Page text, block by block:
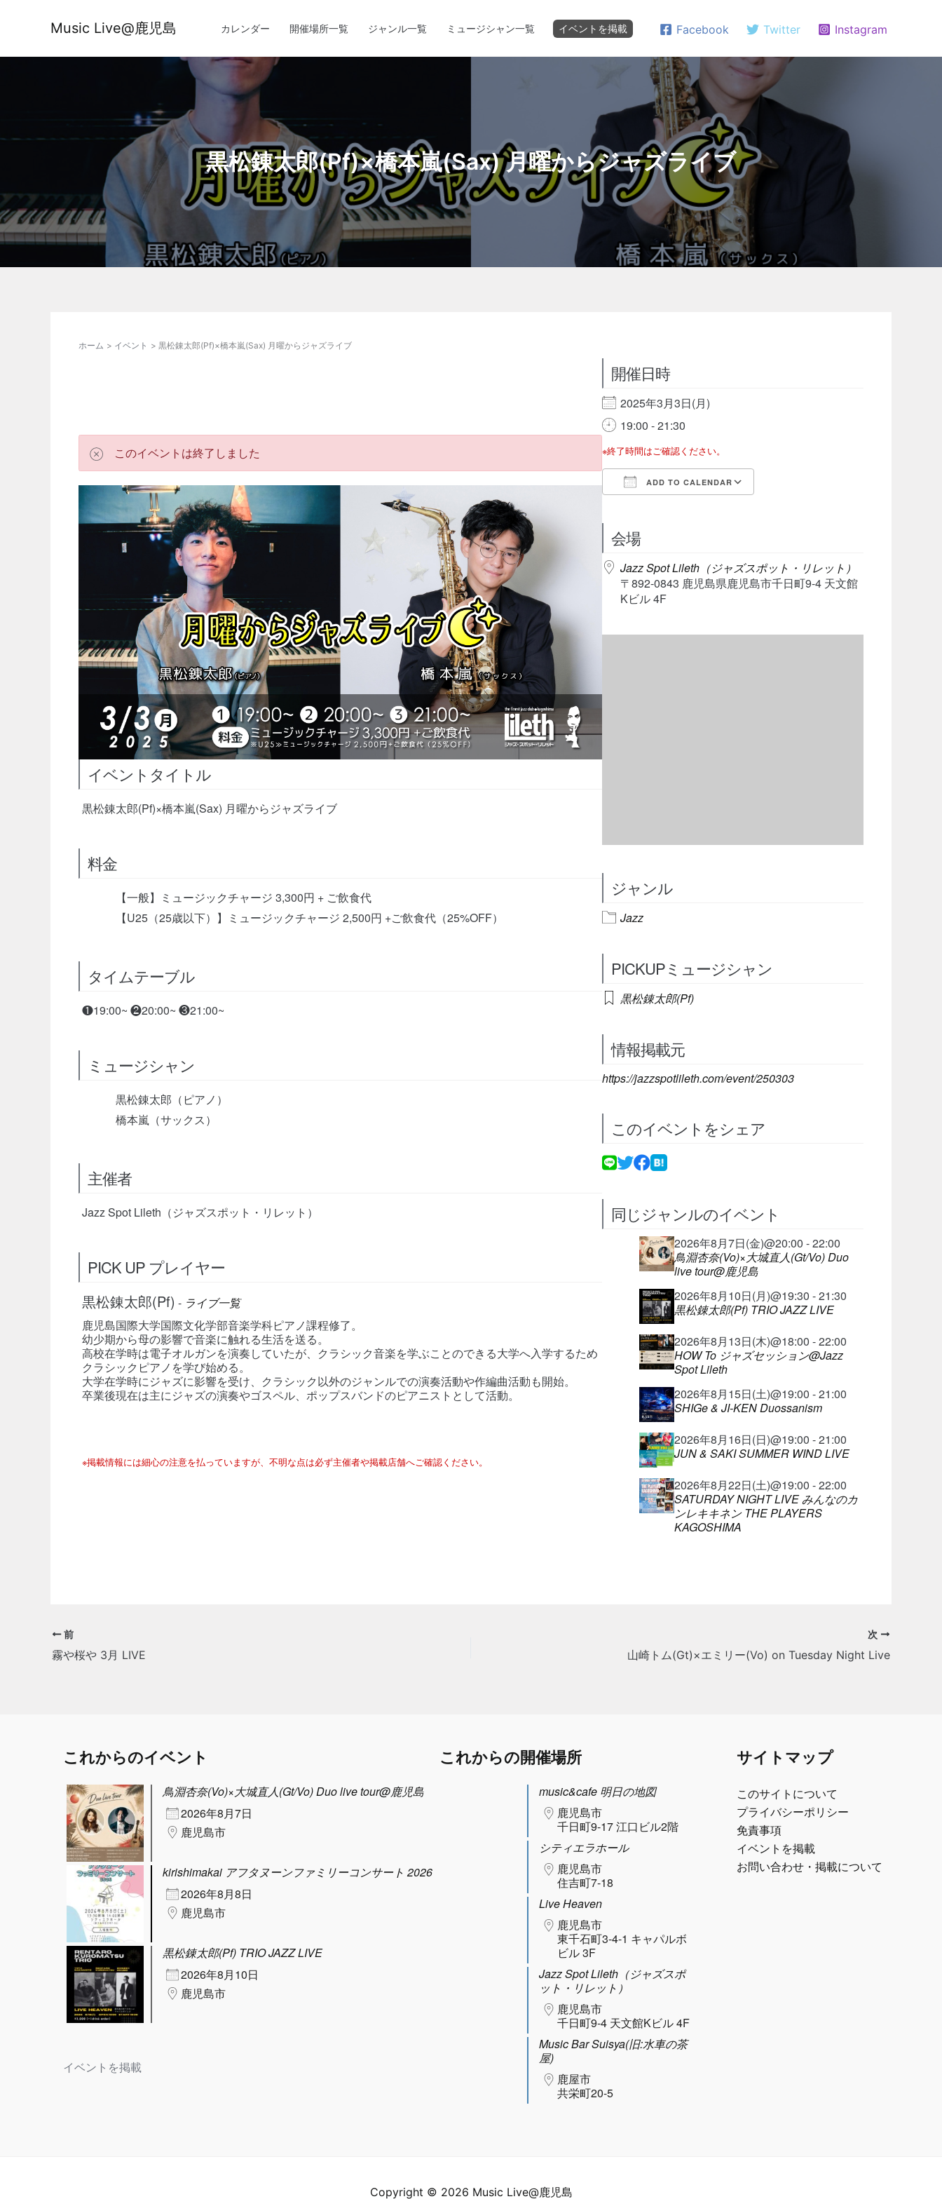
Music Live@鹿児島 カレンダー 開催場所一覧 ジャンル一覧 ミュージシャン一覧 イベントを掲載 Facebook Twitter Instagram
黒松錬太郎(Pf)×橋本嵐(Sax) 月曜からジャズライブ
ホーム イベント 黒松錬太郎(Pf)×橋本嵐(Sax) 月曜からジャズライブ
このイベントは終了しました
イベントタイトル
黒松錬太郎(Pf)×橋本嵐(Sax) 月曜からジャズライブ
料金
【一般】ミュージックチャージ 3,300円 + ご飲食代
【U25（25歳以下）】ミュージックチャージ 2,500円 +ご飲食代（25%OFF）
タイムテーブル
❶19:00~ ❷20:00~ ❸21:00~
ミュージシャン
黒松錬太郎（ピアノ）
橋本嵐（サックス）
主催者
Jazz Spot Lileth（ジャズスポット・リレット）
PICK UP プレイヤー
黒松錬太郎(Pf) - ライブ一覧
鹿児島国際大学国際文化学部音楽学科ピアノ課程修了。
幼少期から母の影響で音楽に触れる生活を送る。
高校在学時は電子オルガンを演奏していたが、クラシック音楽を学ぶことのできる大学へ入学するため
クラシックピアノを学び始める。
大学在学時にジャズに影響を受け、クラシック以外のジャンルでの演奏活動や作編曲活動も開始。
卒業後現在は主にジャズの演奏やゴスペル、ポップスバンドのピアニストとして活動。
※掲載情報には細心の注意を払っていますが、不明な点は必ず主催者や掲載店舗へご確認ください。
開催日時
2025年3月3日(月)
19:00 - 21:30
※終了時間はご確認ください。
ADD TO CALENDAR
会場
Jazz Spot Lileth（ジャズスポット・リレット）
〒892-0843 鹿児島県鹿児島市千日町9-4 天文館
Kビル 4F
ジャンル
Jazz
PICKUPミュージシャン
黒松錬太郎(Pf)
情報掲載元
https://jazzspotlileth.com/event/250303
このイベントをシェア
同じジャンルのイベント
2026年8月7日(金)@20:00 - 22:00
鳥淵杏奈(Vo)×大城直人(Gt/Vo) Duo
live tour@鹿児島
2026年8月10日(月)@19:30 - 21:30
黒松錬太郎(Pf) TRIO JAZZ LIVE
2026年8月13日(木)@18:00 - 22:00
HOW To ジャズセッション@Jazz
Spot Lileth
2026年8月15日(土)@19:00 - 21:00
SHIGe & JI-KEN Duossanism
2026年8月16日(日)@19:00 - 21:00
JUN & SAKI SUMMER WIND LIVE
2026年8月22日(土)@19:00 - 22:00
SATURDAY NIGHT LIVE みんなのカ
ンレキキネン THE PLAYERS
KAGOSHIMA
前
霧や桜や 3月 LIVE
次
山崎トム(Gt)×エミリー(Vo) on Tuesday Night Live
これからのイベント
鳥淵杏奈(Vo)×大城直人(Gt/Vo) Duo live tour@鹿児島
2026年8月7日
鹿児島市
kirishimakai アフタヌーンファミリーコンサート 2026
2026年8月8日
鹿児島市
黒松錬太郎(Pf) TRIO JAZZ LIVE
2026年8月10日
鹿児島市
イベントを掲載
これからの開催場所
music&cafe 明日の地図
鹿児島市
千日町9-17 江口ビル2階
シティエラホール
鹿児島市
住吉町7-18
Live Heaven
鹿児島市
東千石町3-4-1 キャパルボ
ビル 3F
Jazz Spot Lileth（ジャズスポ
ット・リレット）
鹿児島市
千日町9-4 天文館Kビル 4F
Music Bar Suisya(旧:水車の茶
屋)
鹿屋市
共栄町20-5
サイトマップ
このサイトについて
プライバシーポリシー
免責事項
イベントを掲載
お問い合わせ・掲載について
Copyright © 2026 Music Live@鹿児島